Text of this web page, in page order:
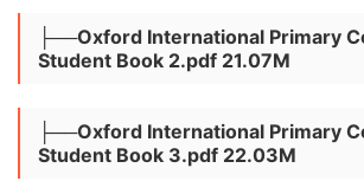
├──Oxford International Primary
Student Book 2.pdf 21.07M
├──Oxford International Primary
Student Book 3.pdf 22.03M